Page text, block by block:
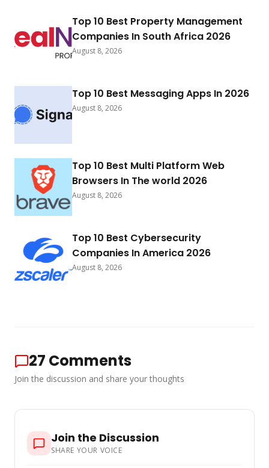
Top 10 Best Property Management
Companies In South Africa 2026
August 8, 2026
Top 10 Best Messaging Apps In 2026
August 8, 2026
Top 10 Best Multi Platform Web
Browsers In The world 2026
August 8, 2026
Top 10 Best Cybersecurity
Companies In America 2026
August 8, 2026
27 Comments
Join the discussion and share your thoughts
Join the Discussion
SHARE YOUR VOICE